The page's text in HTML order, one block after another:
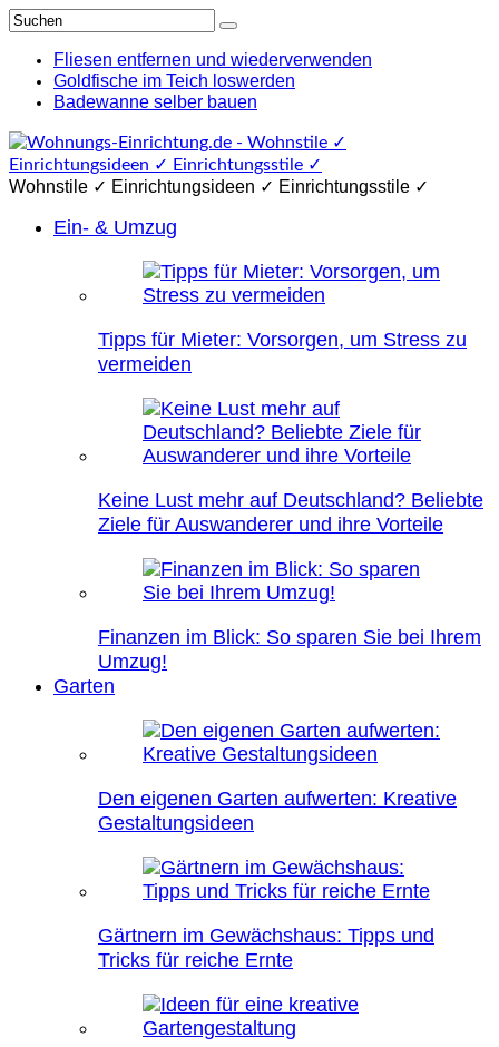
Fliesen entfernen und wiederverwenden
Goldfische im Teich loswerden
Badewanne selber bauen
Wohnstile ✓ Einrichtungsideen ✓ Einrichtungsstile ✓
Ein- & Umzug
Tipps für Mieter: Vorsorgen, um Stress zu
vermeiden
Keine Lust mehr auf Deutschland? Beliebte
Ziele für Auswanderer und ihre Vorteile
Finanzen im Blick: So sparen Sie bei Ihrem
Umzug!
Garten
Den eigenen Garten aufwerten: Kreative
Gestaltungsideen
Gärtnern im Gewächshaus: Tipps und
Tricks für reiche Ernte